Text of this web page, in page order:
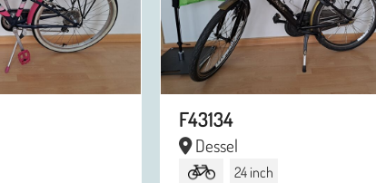
F43134
Dessel
24 inch